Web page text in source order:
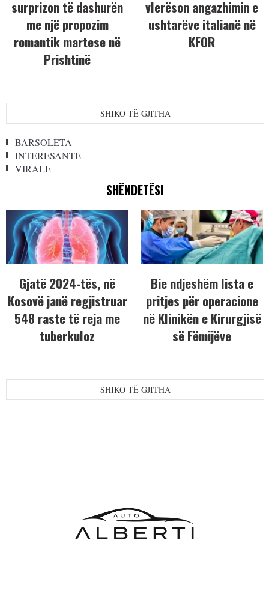
surprizon të dashurën
me një propozim
romantik martese në
Prishtinë
vlerëson angazhimin e
ushtarëve italianë në
KFOR
SHIKO TË GJITHA
BARSOLETA
INTERESANTE
VIRALE
SHËNDETËSI
Gjatë 2024-tës, në
Kosovë janë regjistruar
548 raste të reja me
tuberkuloz
Bie ndjeshëm lista e
pritjes për operacione
në Klinikën e Kirurgjisë
së Fëmijëve
SHIKO TË GJITHA